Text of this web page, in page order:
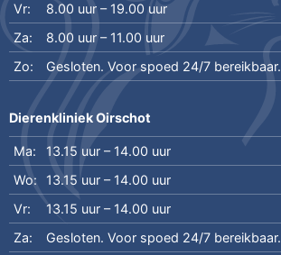
Vr:
8.00 uur – 19.00 uur
Za:
8.00 uur – 11.00 uur
Zo:
Gesloten. Voor spoed 24/7 bereikbaar.
Dierenkliniek Oirschot
Ma:
13.15 uur – 14.00 uur
Wo:
13.15 uur – 14.00 uur
Vr:
13.15 uur – 14.00 uur
Za:
Gesloten. Voor spoed 24/7 bereikbaar.